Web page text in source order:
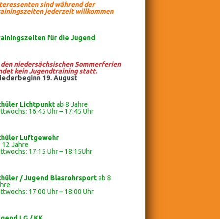
sind während der
jederzeit willkommen
für die Jugend
niedersächsischen Sommerferien
kein Jugendtraining statt.
19. August
Lichtpunktab 8 Jahre
16:45 Uhr – 17:45 Uhr
Luftgewehr
12 Jahre
17:15 Uhr – 18:15Uhr
/ Jugend Blasrohrsportab 8
17:00 Uhr – 18:00 Uhr